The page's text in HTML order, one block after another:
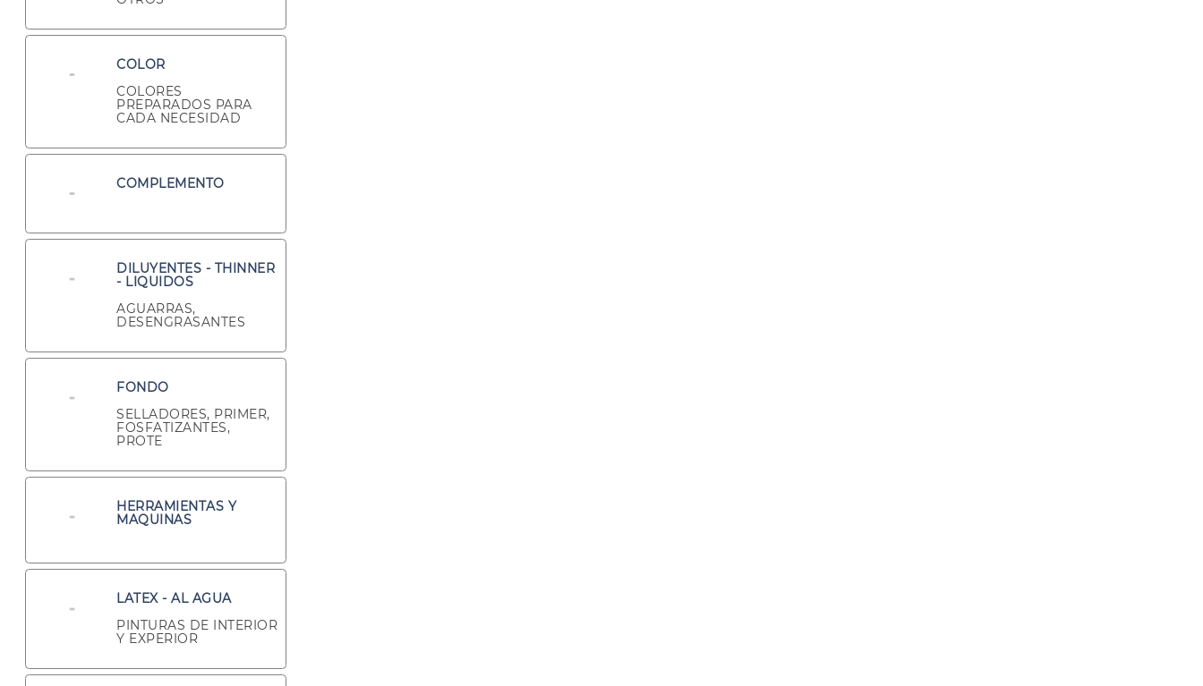
COLOR
COLORES
PREPARADOS PARA
CADA NECESIDAD
COMPLEMENTO
DILUYENTES - THINNER
- LIQUIDOS
AGUARRAS,
DESENGRASANTES
FONDO
SELLADORES, PRIMER,
FOSFATIZANTES,
PROTE
HERRAMIENTAS Y
MAQUINAS
LATEX - AL AGUA
PINTURAS DE INTERIOR
Y EXPERIOR